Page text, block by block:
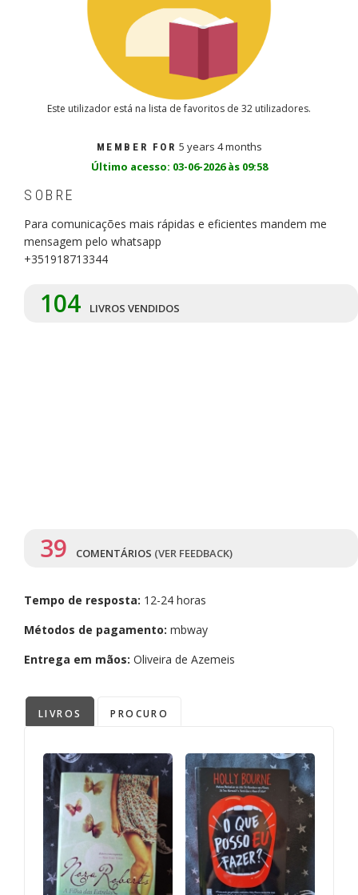
Este utilizador está na lista de favoritos de 32 utilizadores.
MEMBER FOR 5 years 4 months
Último acesso: 03-06-2026 às 09:58
SOBRE
Para comunicações mais rápidas e eficientes mandem me
mensagem pelo whatsapp
+351918713344
104 LIVROS VENDIDOS
39 COMENTÁRIOS (VER FEEDBACK)
Tempo de resposta: 12-24 horas
Métodos de pagamento: mbway
Entrega em mãos: Oliveira de Azemeis
LIVROS PROCURO